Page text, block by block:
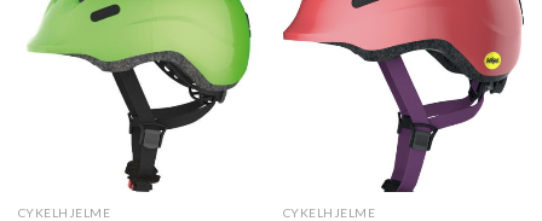
wishlist
CYKELHJELME
Add to
wishlist
CYKELHJELME